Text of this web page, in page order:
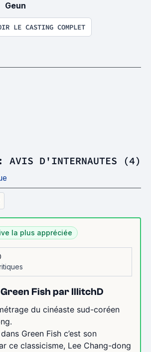
Geun
LE CASTING COMPLET
AVIS D'INTERNAUTES (4)
la plus appréciée
Fish par IllitchD
du cinéaste sud-coréen
Green Fish c’est son
ce classicisme, Lee Chang-dong